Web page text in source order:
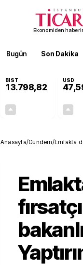
Ekonomiden
Bugün Son Dakika
BIST
13.798,82
USD
Anasayfa/Gündem/Emlakta